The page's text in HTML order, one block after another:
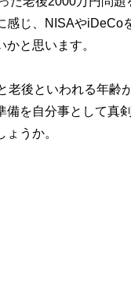
感じ、NISAやiDeCo
かと思います。
老後といわれる年齢
備を自分事として真
ょうか。